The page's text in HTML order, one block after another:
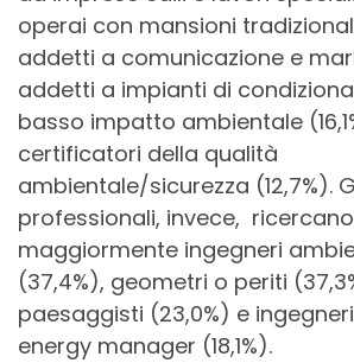
operai con mansioni
addetti a comunicazione e
addetti a impianti di
basso impatto ambientale
certificatori della qualità
ambientale/sicurezza (12,7%).
professionali, invece, ricercano
maggiormente ingegneri
(37,4%), geometri o periti
paesaggisti (23,0%) e
energy manager (18,1%).